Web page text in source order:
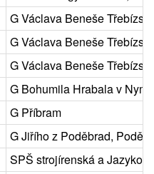
G Václava Beneše
G Václava Beneše
G Václava Beneše
G Bohumila Hrabala v
G Příbram
G Jiřího z Poděbrad,
SPŠ strojírenská a